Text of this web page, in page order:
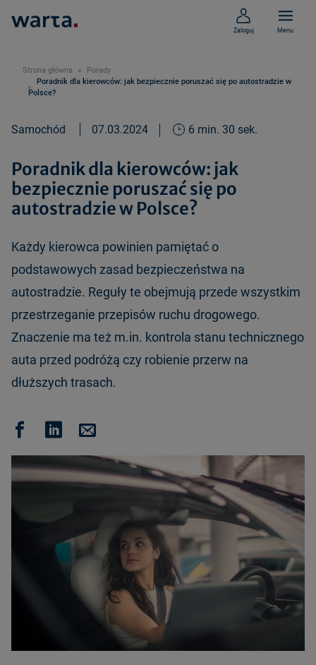
Zaloguj Menu
Strona główna
Porady
Poradnik dla kierowców: jak bezpiecznie poruszać się po autostradzie w
Polsce?
Samochód 07.03.2024 6 min. 30 sek.
Poradnik dla kierowców: jak
bezpiecznie poruszać się po
autostradzie w Polsce?
Każdy kierowca powinien pamiętać o
podstawowych zasad bezpieczeństwa na
autostradzie. Reguły te obejmują przede wszystkim
przestrzeganie przepisów ruchu drogowego.
Znaczenie ma też m.in. kontrola stanu technicznego
auta przed podróżą czy robienie przerw na
dłuższych trasach.